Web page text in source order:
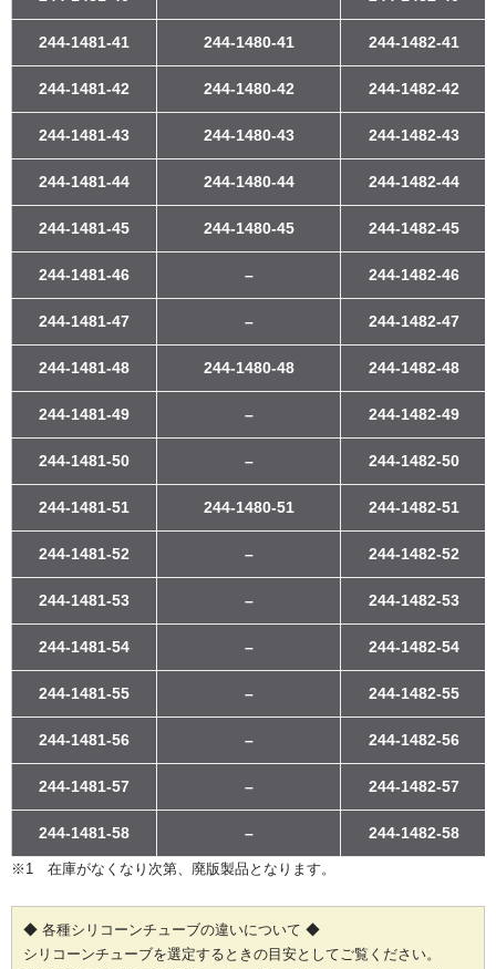
244-1481-41 244-1480-41 244-1482-41
244-1481-42 244-1480-42 244-1482-42
244-1481-43 244-1480-43 244-1482-43
244-1481-44 244-1480-44 244-1482-44
244-1481-45 244-1480-45 244-1482-45
244-1481-46 – 244-1482-46
244-1481-47 – 244-1482-47
244-1481-48 244-1480-48 244-1482-48
244-1481-49 – 244-1482-49
244-1481-50 – 244-1482-50
244-1481-51 244-1480-51 244-1482-51
244-1481-52 – 244-1482-52
244-1481-53 – 244-1482-53
244-1481-54 – 244-1482-54
244-1481-55 – 244-1482-55
244-1481-56 – 244-1482-56
244-1481-57 – 244-1482-57
244-1481-58 – 244-1482-58
※1 在庫がなくなり次第、廃版製品となります。
◆ 各種シリコーンチューブの違いについて ◆
シリコーンチューブを選定するときの目安としてご覧ください。